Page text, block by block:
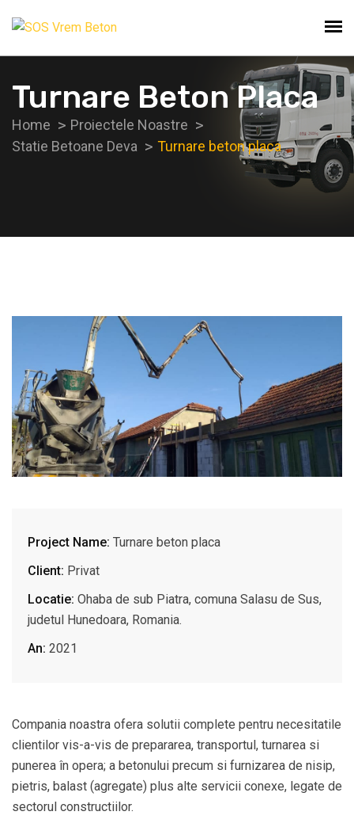
Turnare Beton Placa
Home
Proiectele Noastre
Statie Betoane Deva
Turnare beton placa
Project Name: Turnare beton placa
Client: Privat
Locatie: Ohaba de sub Piatra, comuna Salasu de Sus,
judetul Hunedoara, Romania.
An: 2021
Compania noastra ofera solutii complete pentru necesitatile
clientilor vis-a-vis de prepararea, transportul, turnarea si
punerea în opera; a betonului precum si furnizarea de nisip,
pietris, balast (agregate) plus alte servicii conexe, legate de
sectorul constructiilor.